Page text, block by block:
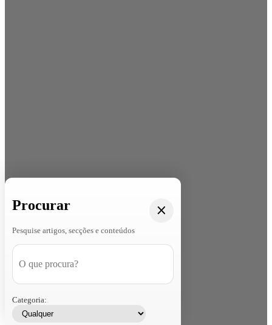
Procurar
Pesquise artigos, secções e conteúdos
Categoria: